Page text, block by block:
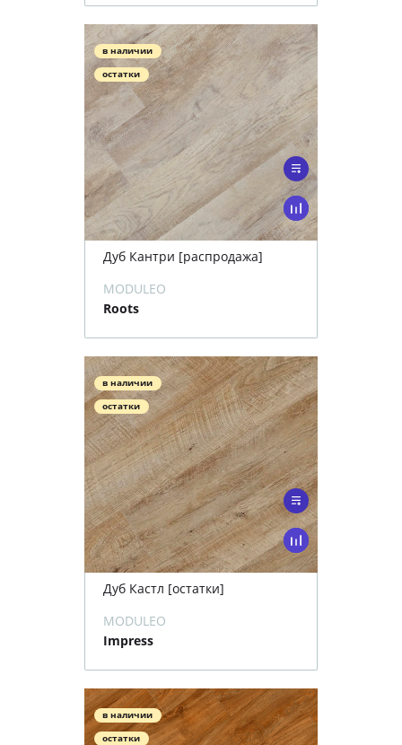
в наличии
остатки
Дуб Кантри [распродажа]
MODULEO
Roots
в наличии
остатки
Дуб Кастл [остатки]
MODULEO
Impress
в наличии
остатки